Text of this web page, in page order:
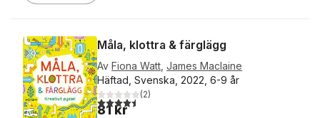
Måla, klottra & färglägg
Av Fiona Watt James Maclaine
Häftad, Svenska, 2022, 6-9 år
4,5utav 5 stjärnor. Totalt antal röster:
(2)
81 kr